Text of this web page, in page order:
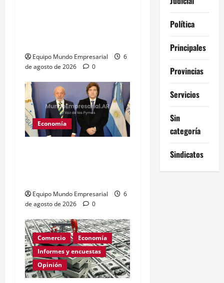
Equipo Mundo Empresarial
6
de agosto de 2026
0
Economía
Equipo Mundo Empresarial
6
de agosto de 2026
0
Comercio
Economía
Informes y encuestas
Opinión
Política
Principales
Provincias
Servicios
Sin
categoría
Sindicatos